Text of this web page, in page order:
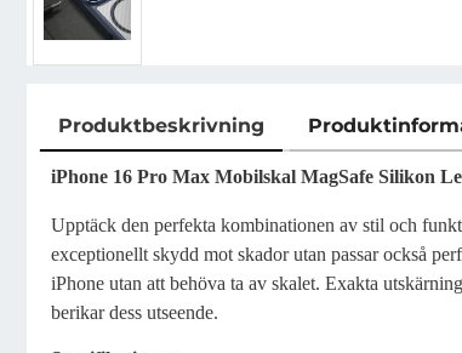
Produktbeskrivning
Produktbeskrivning
iPhone 16 Pro Max Mobilskal MagSafe Silikon
Upptäck den perfekta kombinationen av stil och
exceptionellt skydd mot skador utan passar också
iPhone utan att behöva ta av skalet. Exakta
berikar dess utseende.